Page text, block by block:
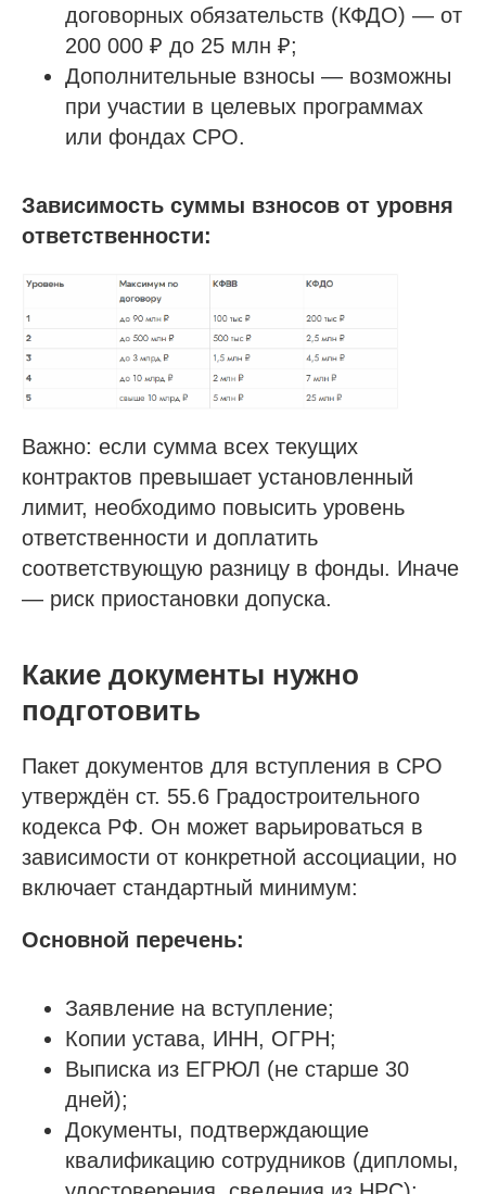
договорных обязательств (КФДО) — от
200 000 ₽ до 25 млн ₽;
Дополнительные взносы — возможны
при участии в целевых программах
или фондах СРО.
Зависимость суммы взносов от уровня
ответственности:
Важно: если сумма всех текущих
контрактов превышает установленный
лимит, необходимо повысить уровень
ответственности и доплатить
соответствующую разницу в фонды. Иначе
— риск приостановки допуска.
Какие документы нужно
подготовить
Пакет документов для вступления в СРО
утверждён ст. 55.6 Градостроительного
кодекса РФ. Он может варьироваться в
зависимости от конкретной ассоциации, но
включает стандартный минимум:
Основной перечень:
Заявление на вступление;
Копии устава, ИНН, ОГРН;
Выписка из ЕГРЮЛ (не старше 30
дней);
Документы, подтверждающие
квалификацию сотрудников (дипломы,
8-800-350-88-67
9:00 - 18:00 Пн-Пт
Сообщество в Telegram
@sro_nostroy_nopriz1